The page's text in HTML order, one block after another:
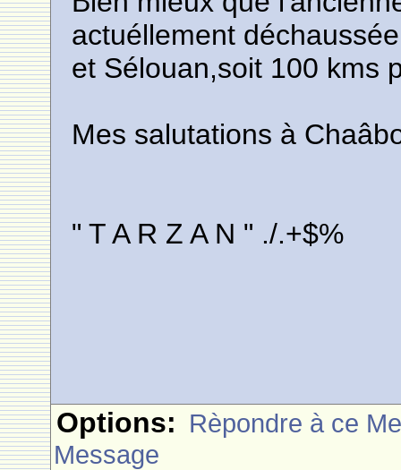
actuéllement
et Sélouan,soit 100 kms
Mes salutations à
" T A R Z A N " ./.+$%
Options: Rèpondre à ce
Message